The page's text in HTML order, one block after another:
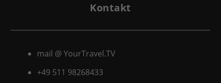
Kontakt
mail @ YourTravel.TV
+49 511 98268433